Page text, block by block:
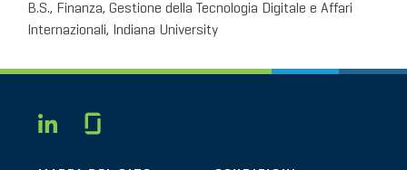
B.S., Finanza, Gestione della Tecnologia Digitale e Affari
Internazionali, Indiana University
LINKEDIN